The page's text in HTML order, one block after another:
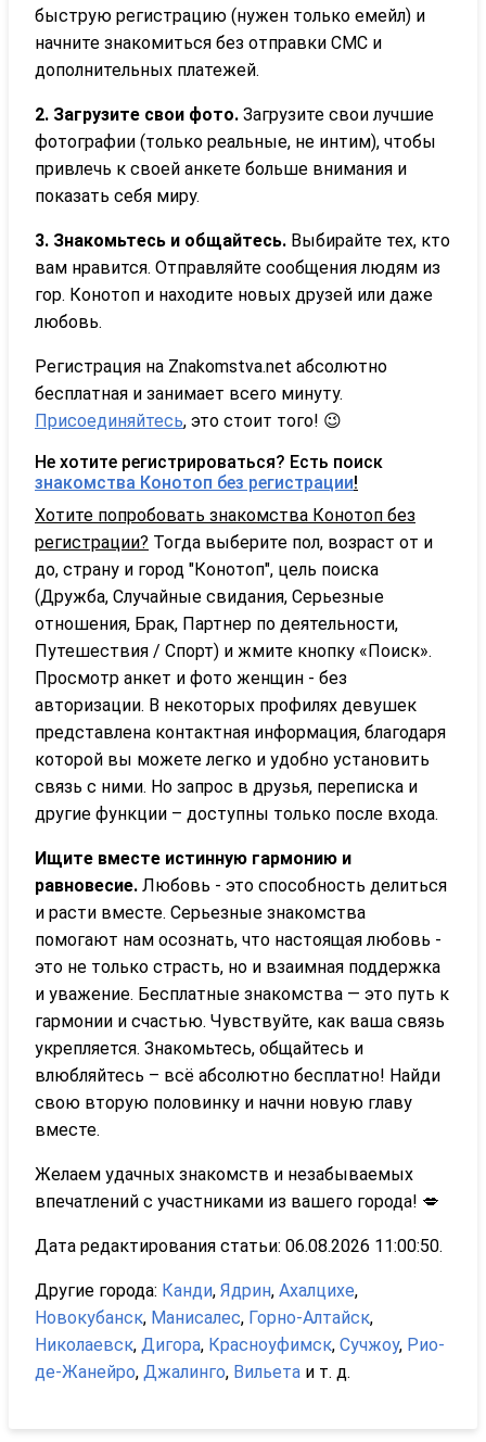
быструю регистрацию (нужен только емейл) и
начните знакомиться без отправки СМС и
дополнительных платежей.
2. Загрузите свои фото. Загрузите свои лучшие
фотографии (только реальные, не интим), чтобы
привлечь к своей анкете больше внимания и
показать себя миру.
3. Знакомьтесь и общайтесь. Выбирайте тех, кто
вам нравится. Отправляйте сообщения людям из
гор. Конотоп и находите новых друзей или даже
любовь.
Регистрация на Znakomstva.net абсолютно
бесплатная и занимает всего минуту.
Присоединяйтесь, это стоит того! 😉
Не хотите регистрироваться? Есть поиск
знакомства Конотоп без регистрации!
Хотите попробовать знакомства Конотоп без
регистрации? Тогда выберите пол, возраст от и
до, страну и город "Конотоп", цель поиска
(Дружба, Случайные свидания, Серьезные
отношения, Брак, Партнер по деятельности,
Путешествия / Спорт) и жмите кнопку «Поиск».
Просмотр анкет и фото женщин - без
авторизации. В некоторых профилях девушек
представлена контактная информация, благодаря
которой вы можете легко и удобно установить
связь с ними. Но запрос в друзья, переписка и
другие функции – доступны только после входа.
Ищите вместе истинную гармонию и
равновесие. Любовь - это способность делиться
и расти вместе. Серьезные знакомства
помогают нам осознать, что настоящая любовь -
это не только страсть, но и взаимная поддержка
и уважение. Бесплатные знакомства — это путь к
гармонии и счастью. Чувствуйте, как ваша связь
укрепляется. Знакомьтесь, общайтесь и
влюбляйтесь – всё абсолютно бесплатно! Найди
свою вторую половинку и начни новую главу
вместе.
Желаем удачных знакомств и незабываемых
впечатлений с участниками из вашего города! 💋
Дата редактирования статьи: 06.08.2026 11:00:50.
Другие города: Канди, Ядрин, Ахалцихе,
Новокубанск, Манисалес, Горно-Алтайск,
Николаевск, Дигора, Красноуфимск, Сучжоу, Рио-
де-Жанейро, Джалинго, Вильета и т. д.